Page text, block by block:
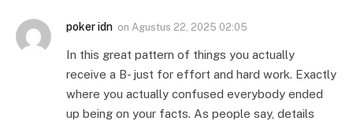
poker idn on Agustus 22, 2025 02:05
In this great pattern of things you actually
receive a B- just for effort and hard work. Exactly
where you actually confused everybody ended
up being on your facts. As people say, details